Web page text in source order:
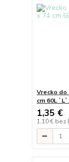
Vrecko do
cm 60L
1,35 €
1,10 € bez